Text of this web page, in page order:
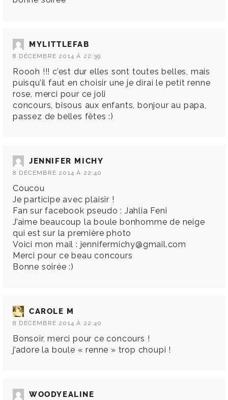
MYLITTLEFAB
8 DÉCEMBRE 2014 À 22:39
Roooh !!! c’est dur elles sont toutes belles, mais
puisqu’il faut en choisir une je dirai le petit renne
rose, merci pour ce joli
concours, bisous aux enfants, bonjour au papa,
passez de belles fêtes :)
JENNIFER MICHY
8 DÉCEMBRE 2014 À 22:40
Coucou
Je participe avec plaisir !
Fan sur facebook pseudo : Jahlia Feni
J’aime beaucoup la boule bonhomme de neige
qui est sur la première photo
Voici mon mail : jennifermichy@gmail.com
Merci pour ce beau concours
Bonne soirée :)
CAROLE M
8 DÉCEMBRE 2014 À 22:40
Bonsoir, merci pour ce concours !
j’adore la boule « renne » trop choupi !
WOODYEALINE